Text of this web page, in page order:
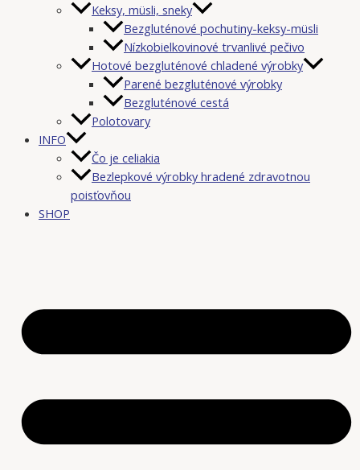
Keksy, müsli, sneky
Bezgluténové pochutiny-keksy-müsli
Nízkobielkovinové trvanlivé pečivo
Hotové bezgluténové chladené výrobky
Parené bezgluténové výrobky
Bezgluténové cestá
Polotovary
INFO
Čo je celiakia
Bezlepkové výrobky hradené zdravotnou
poisťovňou
SHOP